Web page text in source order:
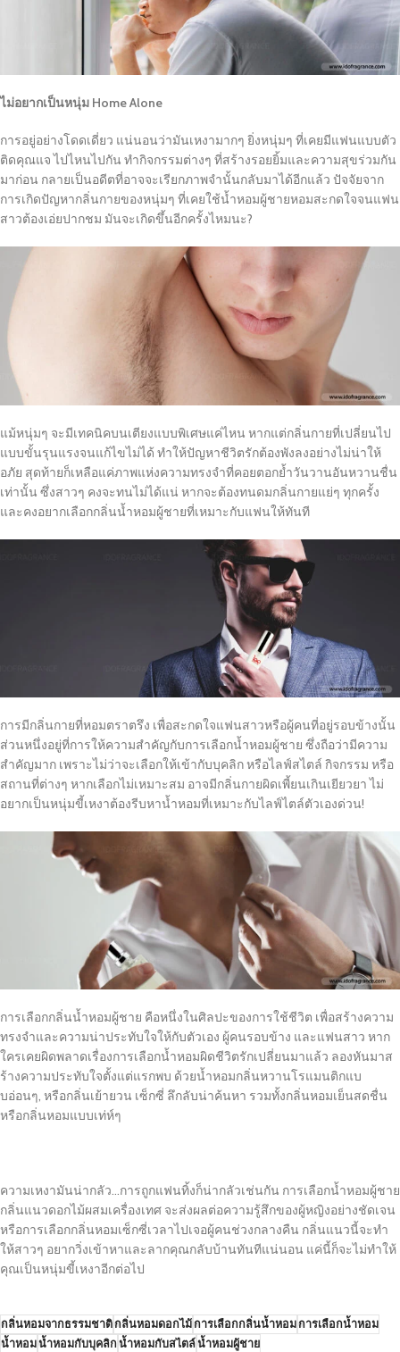
ไม่อยากเป็นหนุ่ม Home Alone
การอยู่อย่างโดดเดี่ยว แน่นอนว่ามันเหงามากๆ ยิ่งหนุ่มๆ ที่เคยมีแฟนแบบตัว
ติดคุณแจ ไปไหนไปกัน ทำกิจกรรมต่างๆ ที่สร้างรอยยิ้มและความสุขร่วมกัน
มาก่อน กลายเป็นอดีตที่อาจจะเรียกภาพจำนั้นกลับมาได้อีกแล้ว ปัจจัยจาก
การเกิดปัญหากลิ่นกายของหนุ่มๆ ที่เคยใช้น้ำหอมผู้ชายหอมสะกดใจจนแฟน
สาวต้องเอ่ยปากชม มันจะเกิดขึ้นอีกครั้งไหมนะ?
แม้หนุ่มๆ จะมีเทคนิคบนเตียงแบบพิเศษแค่ไหน หากแต่กลิ่นกายที่เปลี่ยนไป
แบบขั้นรุนแรงจนแก้ไขไม่ได้ ทำให้ปัญหาชีวิตรักต้องพังลงอย่างไม่น่าให้
อภัย สุดท้ายก็เหลือแค่ภาพแห่งความทรงจำที่คอยตอกย้ำวันวานอันหวานชื่น
เท่านั้น ซึ่งสาวๆ คงจะทนไม่ได้แน่ หากจะต้องทนดมกลิ่นกายแย่ๆ ทุกครั้ง
และคงอยากเลือกกลิ่นน้ำหอมผู้ชายที่เหมาะกับแฟนให้ทันที
การมีกลิ่นกายที่หอมตราตรึง เพื่อสะกดใจแฟนสาวหรือผู้คนที่อยู่รอบข้างนั้น
ส่วนหนึ่งอยู่ที่การให้ความสำคัญกับการเลือกน้ำหอมผู้ชาย ซึ่งถือว่ามีความ
สำคัญมาก เพราะไม่ว่าจะเลือกให้เข้ากับบุคลิก หรือไลฟ์สไตล์ กิจกรรม หรือ
สถานที่ต่างๆ หากเลือกไม่เหมาะสม อาจมีกลิ่นกายผิดเพี้ยนเกินเยียวยา ไม่
อยากเป็นหนุ่มขี้เหงาต้องรีบหาน้ำหอมที่เหมาะกับไลฟ์ไตล์ตัวเองด่วน!
การเลือกกลิ่นน้ำหอมผู้ชาย คือหนึ่งในศิลปะของการใช้ชีวิต เพื่อสร้างความ
ทรงจำและความน่าประทับใจให้กับตัวเอง ผู้คนรอบข้าง และแฟนสาว หาก
ใครเคยผิดพลาดเรื่องการเลือกน้ำหอมผิดชีวิตรักเปลี่ยนมาแล้ว ลองหันมาส
ร้างความประทับใจตั้งแต่แรกพบ ด้วยน้ำหอมกลิ่นหวานโรแมนติกแบ
บอ่อนๆ, หรือกลิ่นเย้ายวน เซ็กซี่ ลึกลับน่าค้นหา รวมทั้งกลิ่นหอมเย็นสดชื่น
หรือกลิ่นหอมแบบเท่ห์ๆ
ความเหงามันน่ากลัว…การถูกแฟนทิ้งก็น่ากลัวเช่นกัน การเลือกน้ำหอมผู้ชาย
กลิ่นแนวดอกไม้ผสมเครื่องเทศ จะส่งผลต่อความรู้สึกของผู้หญิงอย่างชัดเจน
หรือการเลือกกลิ่นหอมเซ็กซี่เวลาไปเจอผู้คนช่วงกลางคืน กลิ่นแนวนี้จะทำ
ให้สาวๆ อยากวิ่งเข้าหาและลากคุณกลับบ้านทันทีแน่นอน แค่นี้ก็จะไม่ทำให้
คุณเป็นหนุ่มขี้เหงาอีกต่อไป
กลิ่นหอมจากธรรมชาติกลิ่นหอมดอกไม้การเลือกกลิ่นน้ำหอมการเลือกน้ำหอม
น้ำหอมน้ำหอมกับบุคลิกน้ำหอมกับสไตล์น้ำหอมผู้ชาย